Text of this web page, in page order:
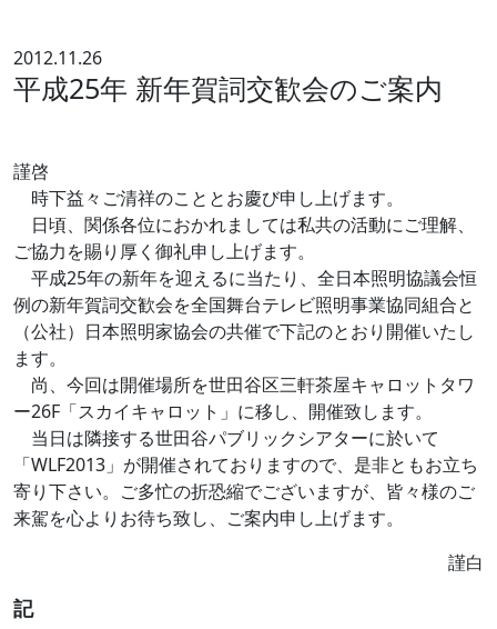
2012.11.26
平成25年 新年賀詞交歓会のご案内
謹啓
時下益々ご清祥のこととお慶び申し上げます。
日頃、関係各位におかれましては私共の活動にご理解、
ご協力を賜り厚く御礼申し上げます。
平成25年の新年を迎えるに当たり、全日本照明協議会恒
例の新年賀詞交歓会を全国舞台テレビ照明事業協同組合と
（公社）日本照明家協会の共催で下記のとおり開催いたし
ます。
尚、今回は開催場所を世田谷区三軒茶屋キャロットタワ
ー26F「スカイキャロット」に移し、開催致します。
当日は隣接する世田谷パブリックシアターに於いて
「WLF2013」が開催されておりますので、是非ともお立ち
寄り下さい。ご多忙の折恐縮でございますが、皆々様のご
来駕を心よりお待ち致し、ご案内申し上げます。
謹白
記